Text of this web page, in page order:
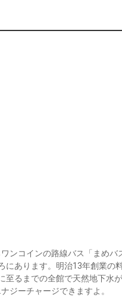
ンコインの路線バス「まめバ
あります。明治13年創業の
至るまでの全館で天然地下水
ジーチャージできますよ。